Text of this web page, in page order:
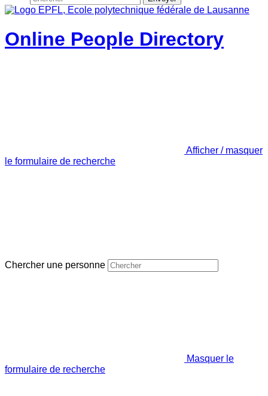
Online People Directory
Afficher / masquer
le formulaire de recherche
Chercher une personne
Masquer le
formulaire de recherche